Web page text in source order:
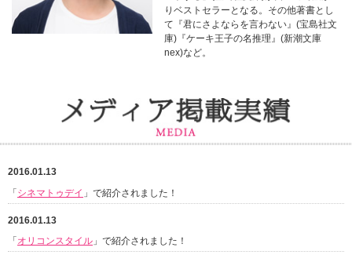
りベストセラーとなる。その他著書とし
て『君にさよならを言わない』(宝島社文
庫)『ケーキ王子の名推理』(新潮文庫
nex)など。
2016.01.13
「シネマトゥデイ 」で紹介されました！
2016.01.13
「 オリコンスタイル 」で紹介されました！